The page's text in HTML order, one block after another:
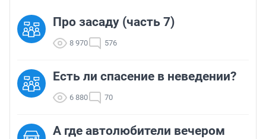
Про засаду (часть 7)
8 970 576
Есть ли спасение в неведении?
6 880 70
А где автолюбители вечером